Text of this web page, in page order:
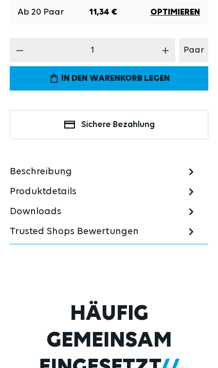
Ab 20 Paar 11,34 € OPTIMIEREN
Produkt Anzahl: Gib den gewünschten
Paar
IN DEN WARENKORB LEGEN
Sichere Bezahlung
Beschreibung
Produktdetails
Downloads
Trusted Shops Bewertungen
Produktgalerie überspringen
HÄUFIG
GEMEINSAM